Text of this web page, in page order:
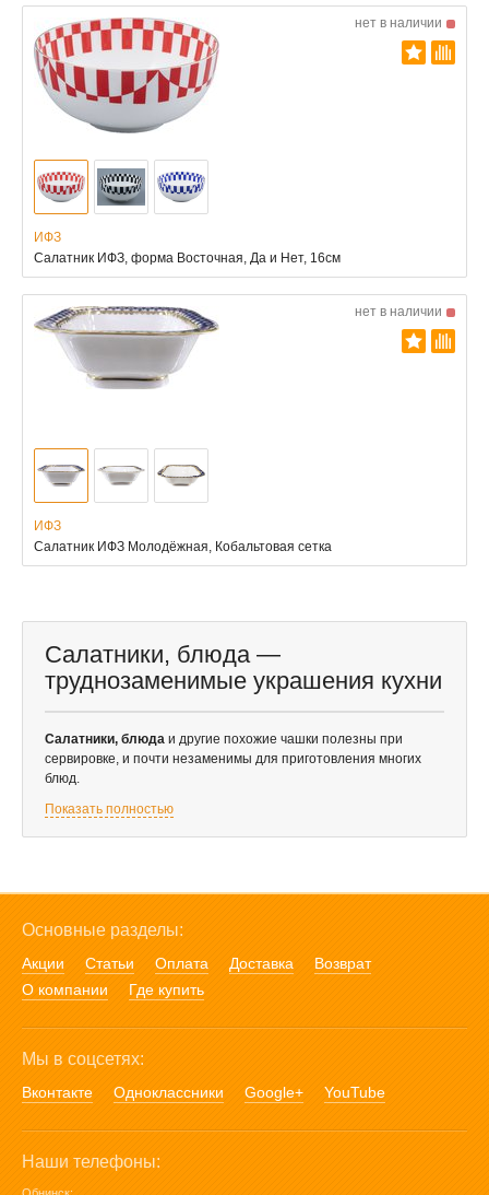
нет в наличии
ИФЗ
Салатник ИФЗ, форма Восточная, Да и Нет, 16см
нет в наличии
ИФЗ
Салатник ИФЗ Молодёжная, Кобальтовая сетка
Салатники, блюда —
труднозаменимые украшения кухни
Салатники, блюда и другие похожие чашки полезны при
сервировке, и почти незаменимы для приготовления многих
блюд.
Показать полностью
Основные разделы:
Акции Статьи Оплата Доставка
Возврат
О компании
Где купить
Мы в соцсетях:
Вконтакте Одноклассники Google+ YouTube
Наши телефоны: